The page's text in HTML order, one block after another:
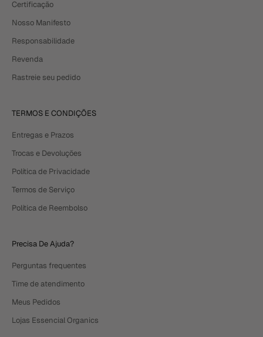
Certificação
Nosso Manifesto
Responsabilidade
Revenda
Rastreie seu pedido
TERMOS E CONDIÇÕES
Entregas e Prazos
Trocas e Devoluções
Política de Privacidade
Termos de Serviço
Política de Reembolso
Precisa De Ajuda?
Perguntas frequentes
Time de atendimento
Meus Pedidos
Lojas Essencial Organics